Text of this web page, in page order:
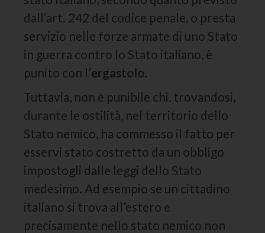
dall’art. 242 del codice penale, o presta
servizio nelle forze armate di uno Stato
in guerra contro lo Stato italiano, è
punito con l’ergastolo.
Tuttavia, non è punibile chi, trovandosi,
durante le ostilità, nel territorio dello
Stato nemico, ha commesso il fatto per
esservi stato costretto da un obbligo
impostogli dalle leggi dello Stato
medesimo. Ad esempio se un cittadino
italiano si trova all’estero e
precisamente nello stato nemico non